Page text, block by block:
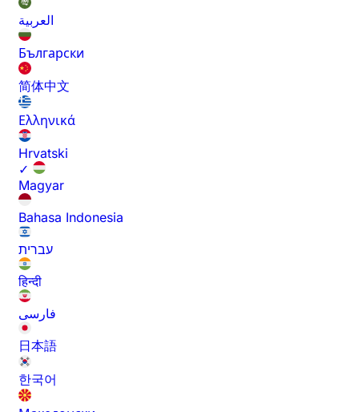
العربية
Български
简体中文
Ελληνικά
Hrvatski
✓
Magyar
Bahasa Indonesia
עברית
हिन्दी
فارسی
日本語
한국어